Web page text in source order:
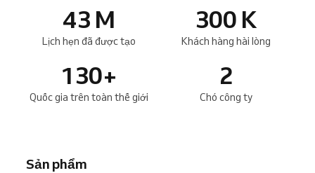
43 M
Lịch hẹn đã được tạo
300 K
Khách hàng hài lòng
130+
Quốc gia trên toàn thế giới
2
Chó công ty
Sản phẩm